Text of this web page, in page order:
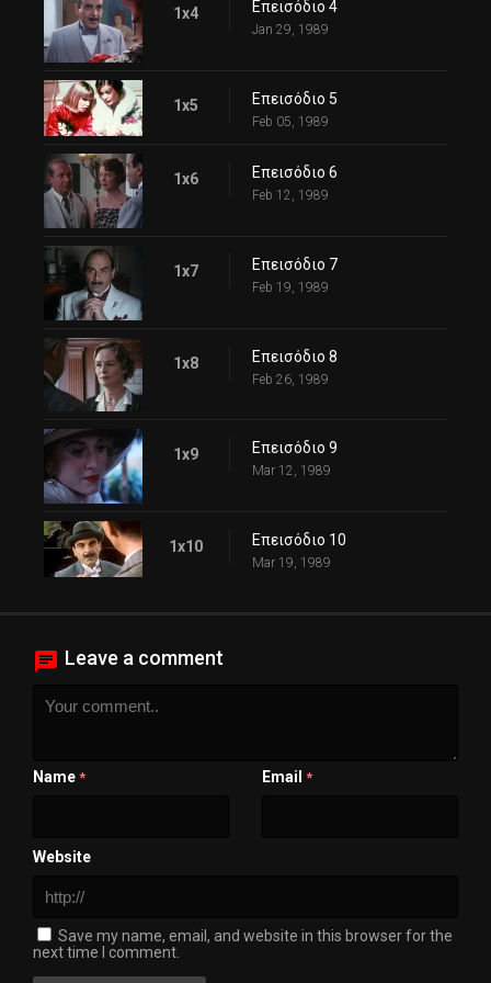
1x4 Επεισόδιο 4
Jan 29, 1989
1x5 Επεισόδιο 5
Feb 05, 1989
1x6 Επεισόδιο 6
Feb 12, 1989
1x7 Επεισόδιο 7
Feb 19, 1989
1x8 Επεισόδιο 8
Feb 26, 1989
1x9 Επεισόδιο 9
Mar 12, 1989
1x10 Επεισόδιο 10
Mar 19, 1989
Leave a comment
Name * Email *
Website
Save my name, email, and website in this browser for the
next time I comment.